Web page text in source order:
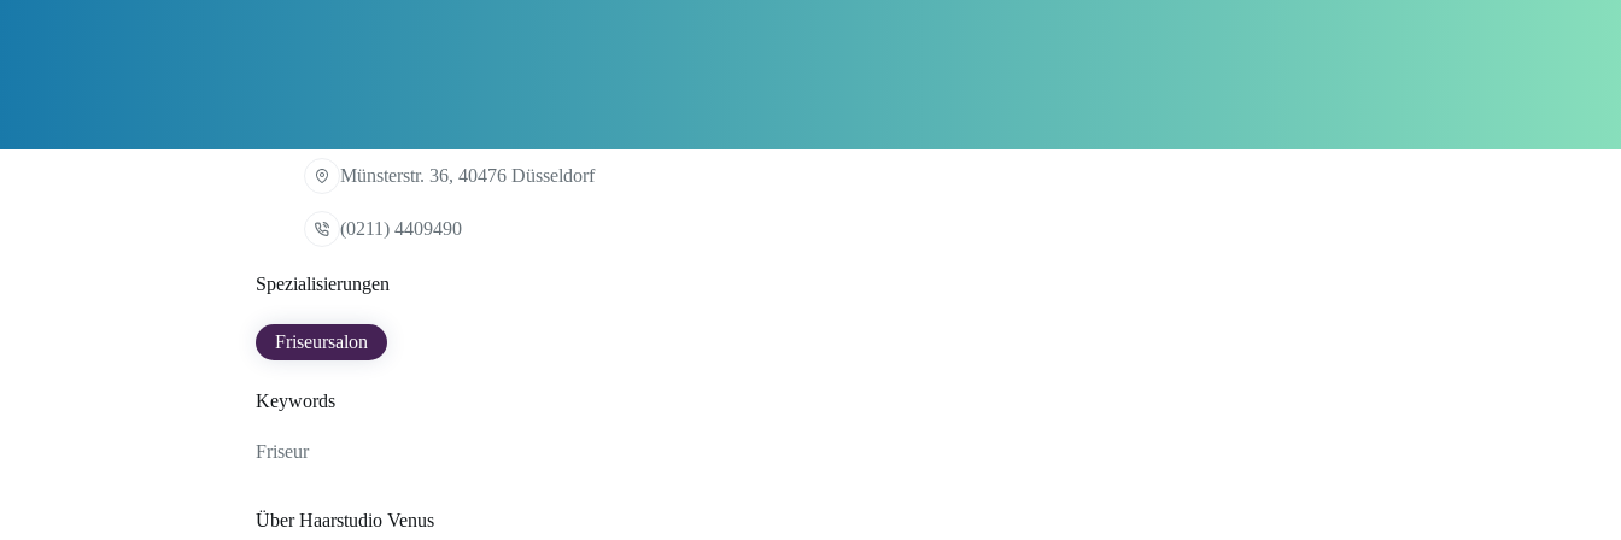
Münsterstr. 36, 40476 Düsseldorf
(0211) 4409490
Spezialisierungen
Friseursalon
Keywords
Friseur
Über Haarstudio Venus